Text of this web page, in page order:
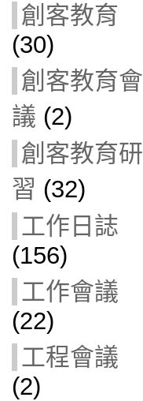
創客教育
(30)
創客教育會
議 (2)
創客教育研
習 (32)
工作日誌
(156)
工作會議
(22)
工程會議
(2)